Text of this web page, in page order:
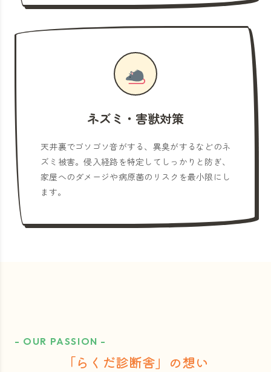
ネズミ・害獣対策
天井裏でゴソゴソ音がする、異臭がするなどのネ
ズミ被害。侵入経路を特定してしっかりと防ぎ、
家屋へのダメージや病原菌のリスクを最小限にし
ます。
- OUR PASSION -
「らくだ診断舎」の想い